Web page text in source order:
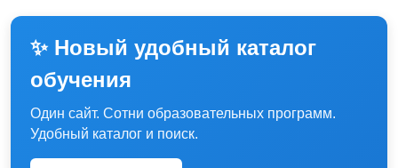
✨ Новый удобный каталог
обучения
Один сайт. Сотни образовательных программ.
Удобный каталог и поиск.